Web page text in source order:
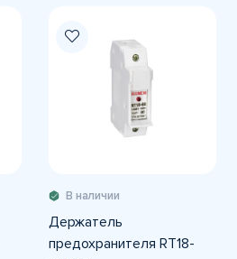
В наличии
Держатель
предохранителя RT18-